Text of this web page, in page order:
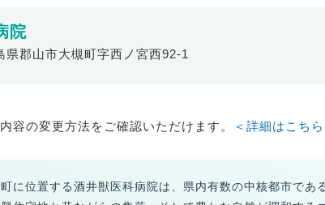
院
県郡山市大槻町字西ノ宮西92-1
容の変更方法をご確認いただけます。 ＜詳細はこちら
に位置する酒井獣医科病院は、県内有数の中核都市で